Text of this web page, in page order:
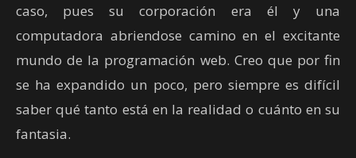
caso, pues su corporación era él y una
computadora abriendose camino en el excitante
mundo de la programación web. Creo que por fin
se ha expandido un poco, pero siempre es difícil
saber qué tanto está en la realidad o cuánto en su
fantasia.